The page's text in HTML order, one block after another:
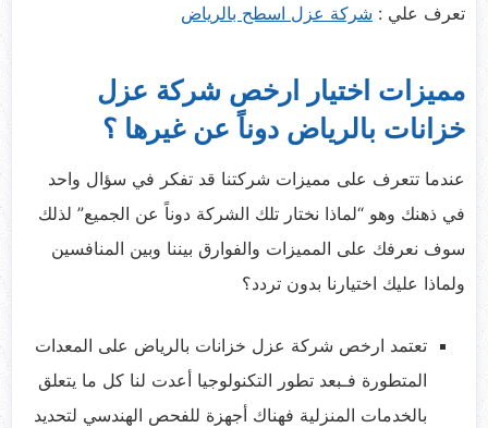
تعرف علي : شركة عزل اسطح بالرياض
مميزات اختيار ارخص شركة عزل
خزانات بالرياض دوناً عن غيرها ؟
عندما تتعرف على مميزات شركتنا قد تفكر في سؤال واحد
في ذهنك وهو “لماذا نختار تلك الشركة دوناً عن الجميع” لذلك
سوف نعرفك على المميزات والفوارق بيننا وبين المنافسين
ولماذا عليك اختيارنا بدون تردد؟
تعتمد ارخص شركة عزل خزانات بالرياض على المعدات
المتطورة فـبعد تطور التكنولوجيا أعدت لنا كل ما يتعلق
بالخدمات المنزلية فهناك أجهزة للفحص الهندسي لتحديد